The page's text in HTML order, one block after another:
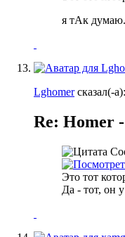
я тАк
Lghomerсказал(-а):
Re: Homer
Это тот
Да - тот, он